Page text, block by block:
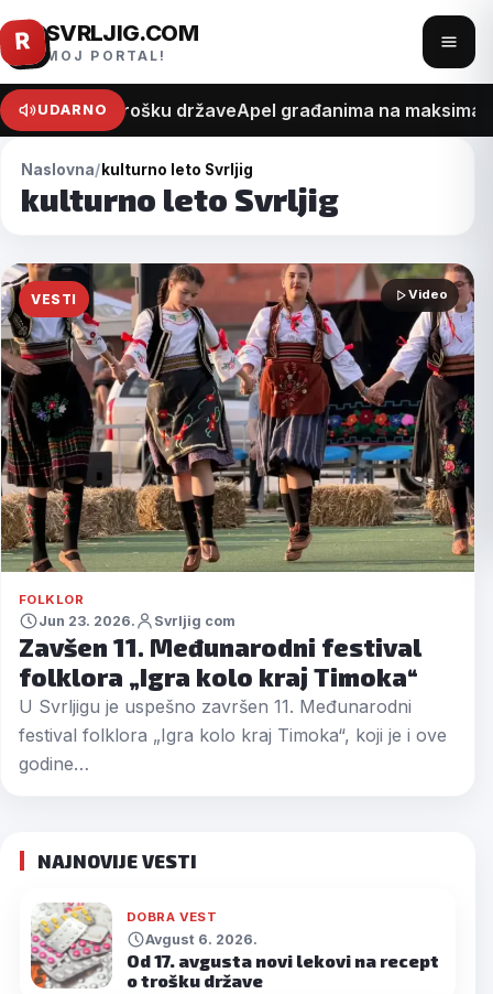
Pređi
na
sadržaj
R SVRLJIG.COM
MOJ PORTAL!
meni
UDARNO
recept o trošku državeApel građanima na
Naslovna kulturno leto Svrljig
kulturno leto Svrljig
VESTI Video
FOLKLOR
Jun 23. 2026. Svrljig com
Zavšen 11. Međunarodni festival
folklora „Igra kolo kraj Timoka“
U Svrljigu je uspešno završen 11. Međunarodni
festival folklora „Igra kolo kraj Timoka“, koji je i ove
godine…
NAJNOVIJE VESTI
DOBRA VEST
Avgust 6. 2026.
Od 17. avgusta novi lekovi na recept
o trošku države